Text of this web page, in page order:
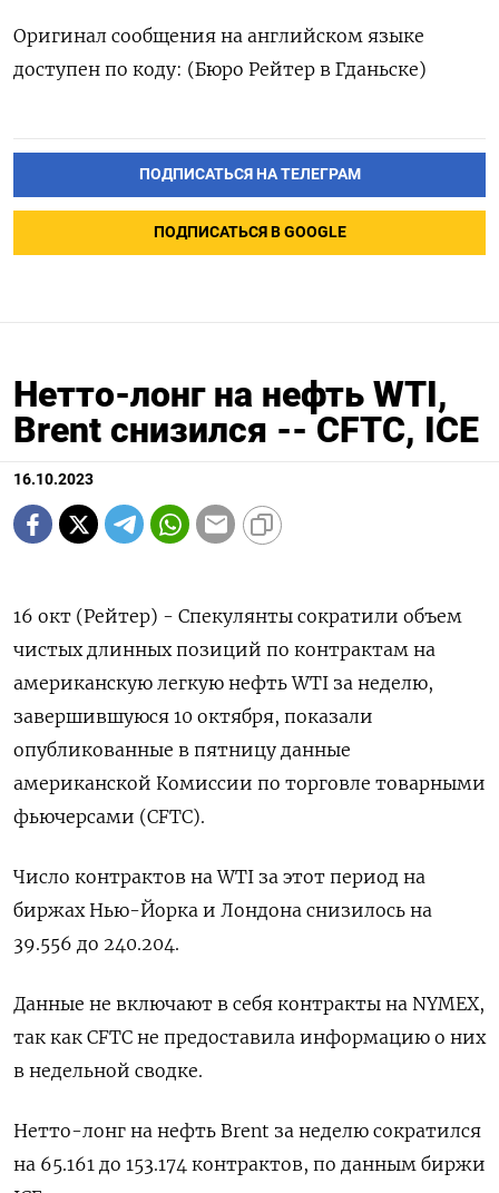
Оригинал сообщения на английском языке
доступен по коду: (Бюро Рейтер в Гданьске)
ПОДПИСАТЬСЯ НА ТЕЛЕГРАМ
ПОДПИСАТЬСЯ В GOOGLE
Нетто-лонг на нефть WTI,
Brent снизился -- CFTC, ICE
16.10.2023
16 окт (Рейтер) - Спекулянты сократили объем
чистых длинных позиций по контрактам на
американскую легкую нефть WTI за неделю,
завершившуюся 10 октября, показали
опубликованные в пятницу данные
американской Комиссии по торговле товарными
фьючерсами (CFTC).
Число контрактов на WTI за этот период на
биржах Нью-Йорка и Лондона снизилось на
39.556 до 240.204.
Данные не включают в себя контракты на NYMEX,
так как CFTC не предоставила информацию о них
в недельной сводке.
Нетто-лонг на нефть Brent за неделю сократился
на 65.161 до 153.174 контрактов, по данным биржи